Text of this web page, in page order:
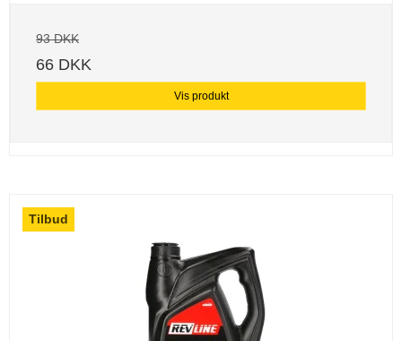
93 DKK
66 DKK
Vis produkt
Tilbud